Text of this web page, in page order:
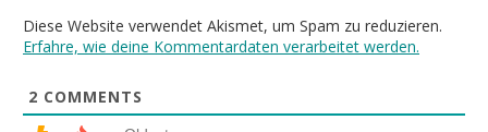
Diese Website verwendet Akismet, um Spam zu reduzieren.
Erfahre, wie deine Kommentardaten verarbeitet werden.
2 COMMENTS